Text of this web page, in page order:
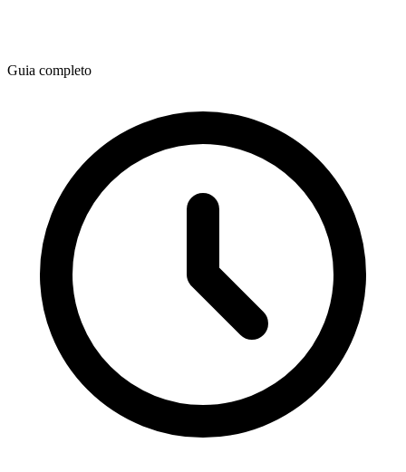
Guia completo